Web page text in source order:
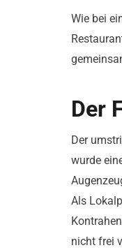
Wie bei
Der
Der
wurde
Als
nicht frei